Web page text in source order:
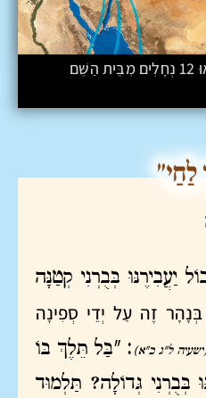
לְשִׁטַּת רַבִּי אֱלִיעֶזֶר יָצְאוּ 12 נְחָלִים מִבֵּית הַשֵּׁם
יַעֲבִירֶנּוּ בְּבֻרְנִי קְטַנָּה
בְּנָהָר זֶה עַל יְדֵי סְפִינָה
ל"ג כ"א) : "בַּל תֵּלֶךְ בּוֹ
בְּבֻרְנִי גְּדוֹלָה? תַּלְמוּד